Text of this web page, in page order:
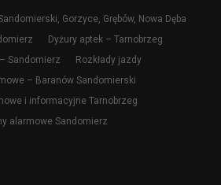
Gorzyce, Grębów, Nowa Dęba
Dyżury aptek – Tarnobrzeg
Sandomierz
Rozkłady jazdy
– Baranów Sandomierski
i informacyjne Tarnobrzeg
alarmowe Sandomierz